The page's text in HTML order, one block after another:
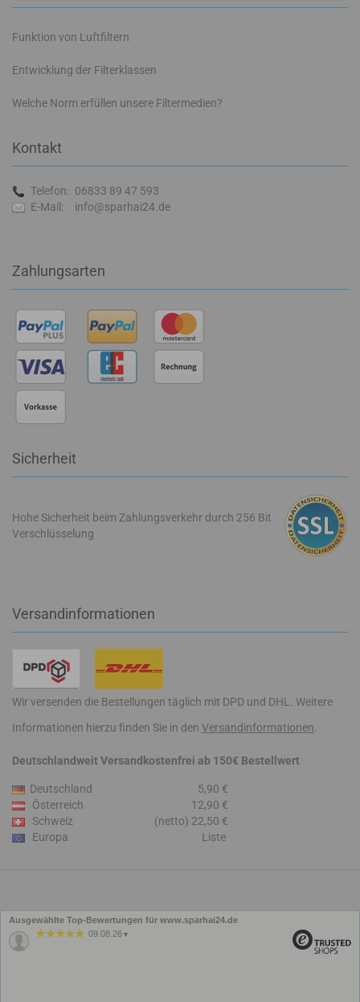
Funktion von Luftfiltern
Entwicklung der Filterklassen
Welche Norm erfüllen unsere Filtermedien?
Kontakt
Telefon: 06833 89 47 593
E-Mail:
info@sparhai24.de
Zahlungsarten
Sicherheit
Hohe Sicherheit beim Zahlungsverkehr durch 256 Bit
Verschlüsselung
Versandinformationen
Wir versenden die Bestellungen täglich mit DPD und DHL. Weitere
Informationen hierzu finden Sie in den Versandinformationen
Deutschlandweit Versandkostenfrei ab 150€ Bestellwert
Deutschland
5,90 €
Österreich
12,90 €
Schweiz
(netto) 22,50 €
Europa
Liste
Ausgewählte Top-Bewertungen für www.sparhai24.de
09.08.26 ▼